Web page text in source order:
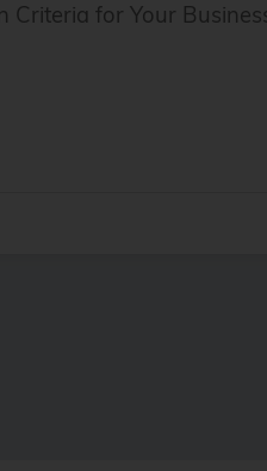
Criteria for Your